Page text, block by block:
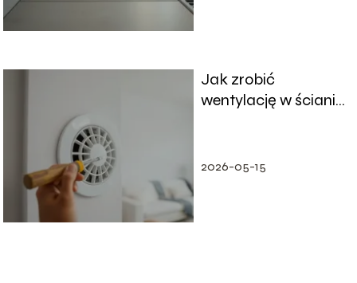
Jak zrobić
wentylację w ścianie
2026-05-15